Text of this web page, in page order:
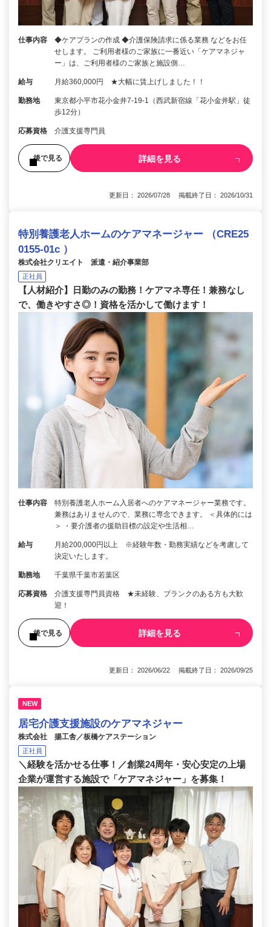
仕事内容
◆ケアプランの作成 ◆介護保険請求に係る業務 などをお任
せします。 ご利用者様のご家族に一番近い「ケアマネジャ
ー」は、ご利用者様のご家族と施設側…
給与 月給360,000円 ★大幅に賃上げしました！！
勤務地
東京都小平市花小金井7‐19‐1（西武新宿線「花小金井駅」徒
歩12分）
応募資格 介護支援専門員
後で見る 詳細を見る
更新日： 2026/07/28 掲載終了日： 2026/10/31
特別養護老人ホームのケアマネージャー （CRE25
0155-01c ）
株式会社クリエイト 派遣・紹介事業部
正社員
【人材紹介】日勤のみの勤務！ケアマネ専任！兼務なし
で、働きやすさ◎！資格を活かして働けます！
仕事内容
特別養護老人ホーム入居者へのケアマネージャー業務です。
兼務はありませんので、業務に専念できます。 ＜具体的には
＞ ・要介護者の援助目標の設定や生活相…
給与
月給200,000円以上 ※経験年数・勤務実績などを考慮して
決定いたします。
勤務地 千葉県千葉市若葉区
応募資格
介護支援専門員資格 ★未経験、ブランクのある方も大歓
迎！
後で見る 詳細を見る
更新日： 2026/06/22 掲載終了日： 2026/09/25
NEW
居宅介護支援施設のケアマネジャー
株式会社 揚工舎／板橋ケアステーション
正社員
＼経験を活かせる仕事！／創業24周年・安心安定の上場
企業が運営する施設で「ケアマネジャー」を募集！